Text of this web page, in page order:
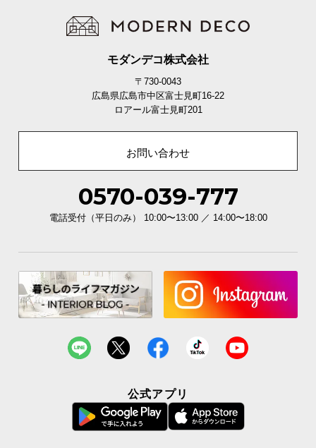
商品サイズ
※単位は「センチメートル」になります
モダンデコ株式会社
〒730-0043
広島県広島市中区富士見町16-22
ロアール富士見町201
お問い合わせ
0570-039-777
電話受付（平日のみ） 10:00〜13:00 ／ 14:00〜18:00
公式アプリ